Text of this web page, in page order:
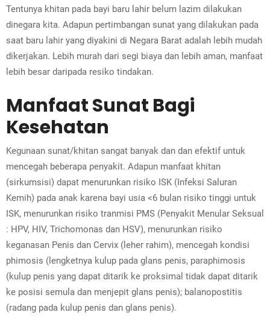
Tentunya khitan pada bayi baru lahir belum lazim dilakukan
dinegara kita. Adapun pertimbangan sunat yang dilakukan pada
saat baru lahir yang diyakini di Negara Barat adalah lebih mudah
dikerjakan. Lebih murah dari segi biaya dan lebih aman, manfaat
lebih besar daripada resiko tindakan.
Manfaat Sunat Bagi
Kesehatan
Kegunaan sunat/khitan sangat banyak dan dan efektif untuk
mencegah beberapa penyakit. Adapun manfaat khitan
(sirkumsisi) dapat menurunkan risiko ISK (Infeksi Saluran
Kemih) pada anak karena bayi usia <6 bulan risiko tinggi untuk
ISK, menurunkan risiko tranmisi PMS (Penyakit Menular Seksual
: HPV, HIV, Trichomonas dan HSV), menurunkan risiko
keganasan Penis dan Cervix (leher rahim), mencegah kondisi
phimosis (lengketnya kulup pada glans penis, paraphimosis
(kulup penis yang dapat ditarik ke proksimal tidak dapat ditarik
ke posisi semula dan menjepit glans penis); balanopostitis
(radang pada kulup penis dan glans penis).